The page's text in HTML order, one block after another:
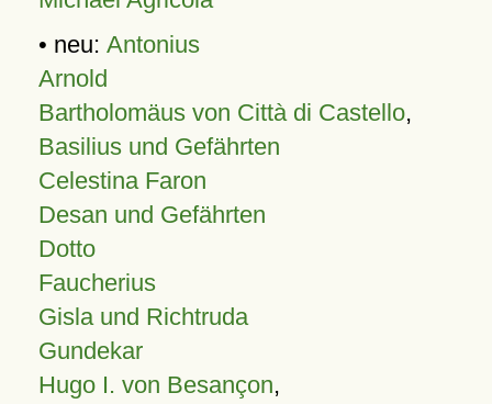
• neu: Antonius
Arnold
Bartholomäus von Città di Castello,
Basilius und Gefährten
Celestina Faron
Desan und Gefährten
Dotto
Faucherius
Gisla und Richtruda
Gundekar
Hugo I. von Besançon,